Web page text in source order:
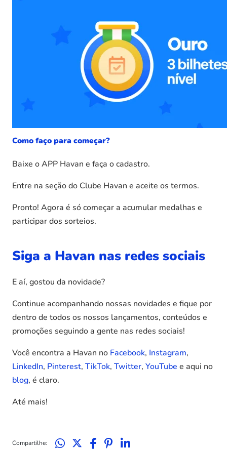
Como faço para começar?
Baixe o APP Havan e faça o cadastro.
Entre na seção do Clube Havan e aceite os termos.
Pronto! Agora é só começar a acumular medalhas e
participar dos sorteios.
Siga a Havan nas redes sociais
E aí, gostou da novidade?
Continue acompanhando nossas novidades e fique por
dentro de todos os nossos lançamentos, conteúdos e
promoções seguindo a gente nas redes sociais!
Você encontra a Havan no Facebook, Instagram,
LinkedIn, Pinterest, TikTok, Twitter, YouTube e aqui no
blog, é claro.
Até mais!
Compartilhe: